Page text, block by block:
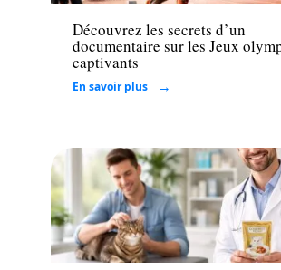
Découvrez les secrets d’un
documentaire sur les Jeux
captivants
En savoir plus
Famille